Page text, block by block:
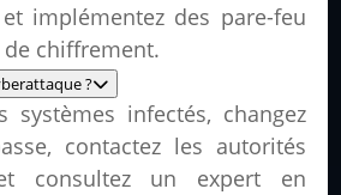
implémentez des pare-feu
chiffrement.
?
systèmes infectés, changez
contactez les autorités
consultez un expert en